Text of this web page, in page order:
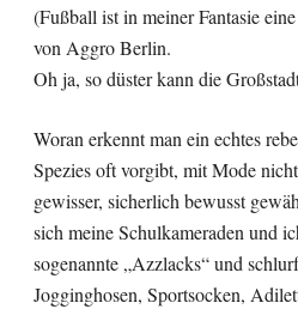
(Fußball ist in meiner Fantasie
von Aggro Berlin.
Oh ja, so düster kann die
Woran erkennt man ein echtes
Spezies oft vorgibt, mit Mode
gewisser, sicherlich bewusst
sich meine Schulkameraden und
sogenannte „Azzlacks“ und
Jogginghosen, Sportsocken,